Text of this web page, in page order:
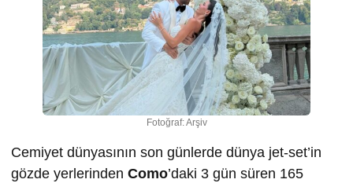
Fotoğraf: Arşiv
Cemiyet dünyasının son günlerde dünya jet-set’in
gözde yerlerinden Como’daki 3 gün süren 165